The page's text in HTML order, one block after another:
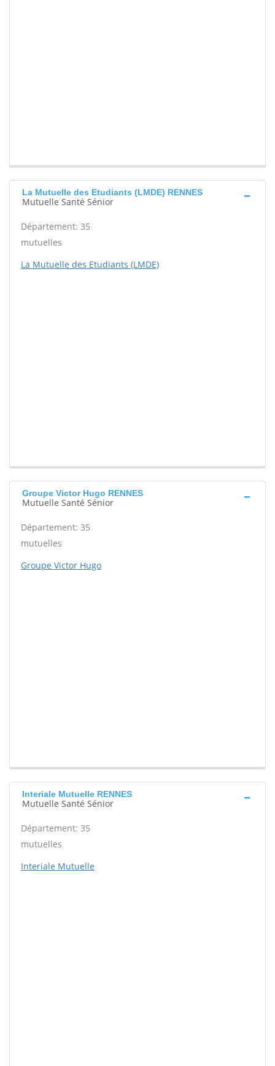
La Mutuelle des Etudiants (LMDE) RENNES
Mutuelle Santé Sénior
Département: 35
mutuelles
La Mutuelle des Etudiants (LMDE)
Groupe Victor Hugo RENNES
Mutuelle Santé Sénior
Département: 35
mutuelles
Groupe Victor Hugo
Interiale Mutuelle RENNES
Mutuelle Santé Sénior
Département: 35
mutuelles
Interiale Mutuelle